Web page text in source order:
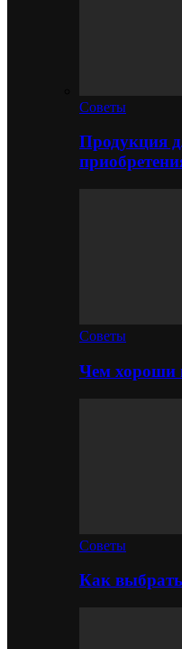
Советы
Продукция
Советы
Чем хороши
Советы
Как